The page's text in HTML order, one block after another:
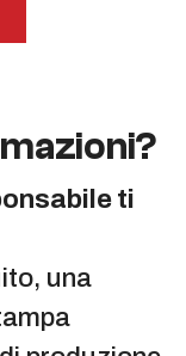
ti
una